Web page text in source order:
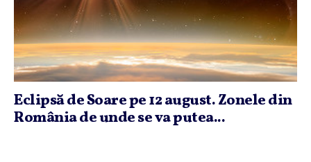
Eclipsă de Soare pe 12 august. Zonele din
România de unde se va putea...